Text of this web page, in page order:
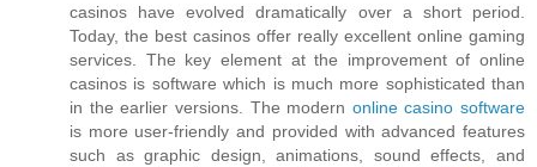
casinos have evolved dramatically over a short period.
Today, the best casinos offer really excellent online gaming
services. The key element at the improvement of online
casinos is software which is much more sophisticated than
in the earlier versions. The modern online casino software
is more user-friendly and provided with advanced features
such as graphic design, animations, sound effects, and